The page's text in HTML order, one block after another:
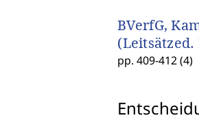
BVerfG,
pp. 409-412 (4)